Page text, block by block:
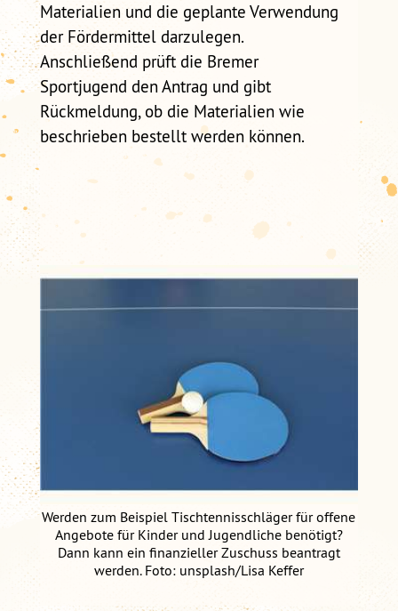
Materialien und die geplante Verwendung
der Fördermittel darzulegen.
Anschließend prüft die Bremer
Sportjugend den Antrag und gibt
Rückmeldung, ob die Materialien wie
beschrieben bestellt werden können.
Werden zum Beispiel Tischtennisschläger für offene
Angebote für Kinder und Jugendliche benötigt?
Dann kann ein finanzieller Zuschuss beantragt
werden. Foto: unsplash/Lisa Keffer